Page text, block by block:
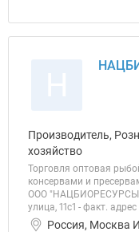
Производитель,
хозяйство
Торговля оптовая
консервами и
ООО "НАЦБИОРЕСУРСЫ"
улица, 11с1 - факт. адрес
Россия, Москва